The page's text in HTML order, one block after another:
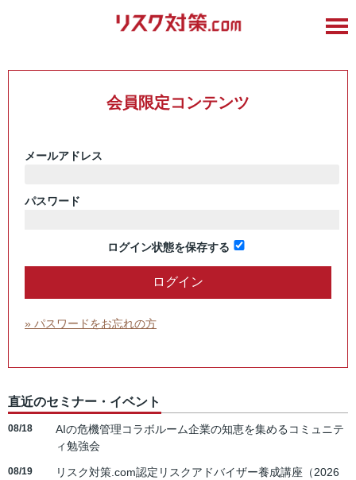
会員限定コンテンツ
メールアドレス
パスワード
ログイン状態を保存する
» パスワードをお忘れの方
直近のセミナー・イベント
08/18
AIの危機管理コラボルーム企業の知恵を集めるコミュニテ
ィ勉強会
08/19
リスク対策.com認定リスクアドバイザー養成講座（2026